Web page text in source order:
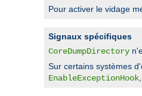
Pour activer le vidage
Signaux spécifiques
CoreDumpDirectory
Sur certains systèmes
EnableExceptionHook